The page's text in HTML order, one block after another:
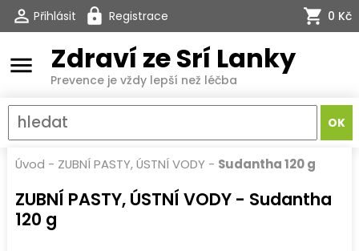
Přihlásit Registrace 0 Kč
menu Zdraví ze Srí Lanky
Prevence je vždy lepší než léčba
Úvod - ZUBNÍ PASTY, ÚSTNÍ VODY- Sudantha 120 g
ZUBNÍ PASTY, ÚSTNÍ VODY - Sudantha
120 g